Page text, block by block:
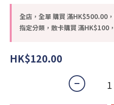
全店，全單 購買 滿HK$500.00
指定分類，散卡購買 滿HK$100
HK$120.00